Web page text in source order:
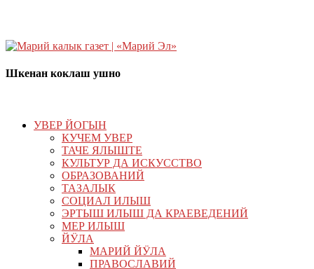
Шкенан коклаш ушно
УВЕР ЙОГЫН
КУЧЕМ УВЕР
ТАЧЕ ЯЛЫШТЕ
КУЛЬТУР ДА ИСКУССТВО
ОБРАЗОВАНИЙ
ТАЗАЛЫК
СОЦИАЛ ИЛЫШ
ЭРТЫШ ИЛЫШ ДА КРАЕВЕДЕНИЙ
МЕР ИЛЫШ
ЙӰЛА
МАРИЙ ЙӰЛА
ПРАВОСЛАВИЙ